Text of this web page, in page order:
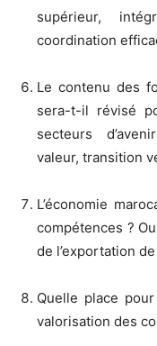
supérieur,
coordination
Le contenu des
sera-t-il révisé
secteurs
valeur, transition
L’économie
compétences ?
de l’exportation
Quelle place
valorisation des